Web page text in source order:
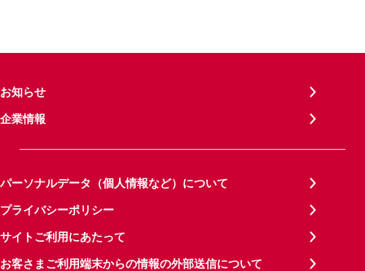
お知らせ
企業情報
パーソナルデータ（個人情報など）について
プライバシーポリシー
サイトご利用にあたって
お客さまご利用端末からの情報の外部送信について